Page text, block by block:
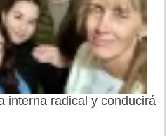
interna radical y conducirá